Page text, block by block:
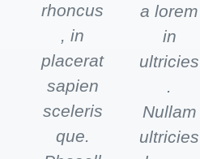
rhoncus
, in
placerat
sapien
sceleris
que.
a lorem
in
ultricies
.
Nullam
ultricies